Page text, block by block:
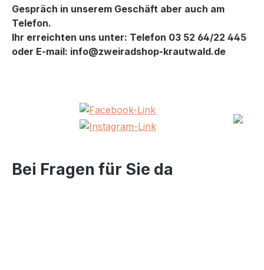
Gespräch in unserem Geschäft aber auch am
Telefon.
Ihr erreichten uns unter: Telefon 03 52 64/22 445
oder E-mail: info@zweiradshop-krautwald.de
Bei Fragen für Sie da